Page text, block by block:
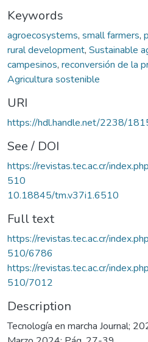
Keywords
agroecosystems, small farmers,
rural development, Sustainable
campesinos, reconversión de la
Agricultura sostenible
URI
https://hdl.handle.net/2238/
See / DOI
https://revistas.tec.ac.cr/
510
10.18845/tm.v37i1.6510
Full text
https://revistas.tec.ac.cr/
510/6786
https://revistas.tec.ac.cr/
510/7012
Description
Tecnología en marcha Journal;